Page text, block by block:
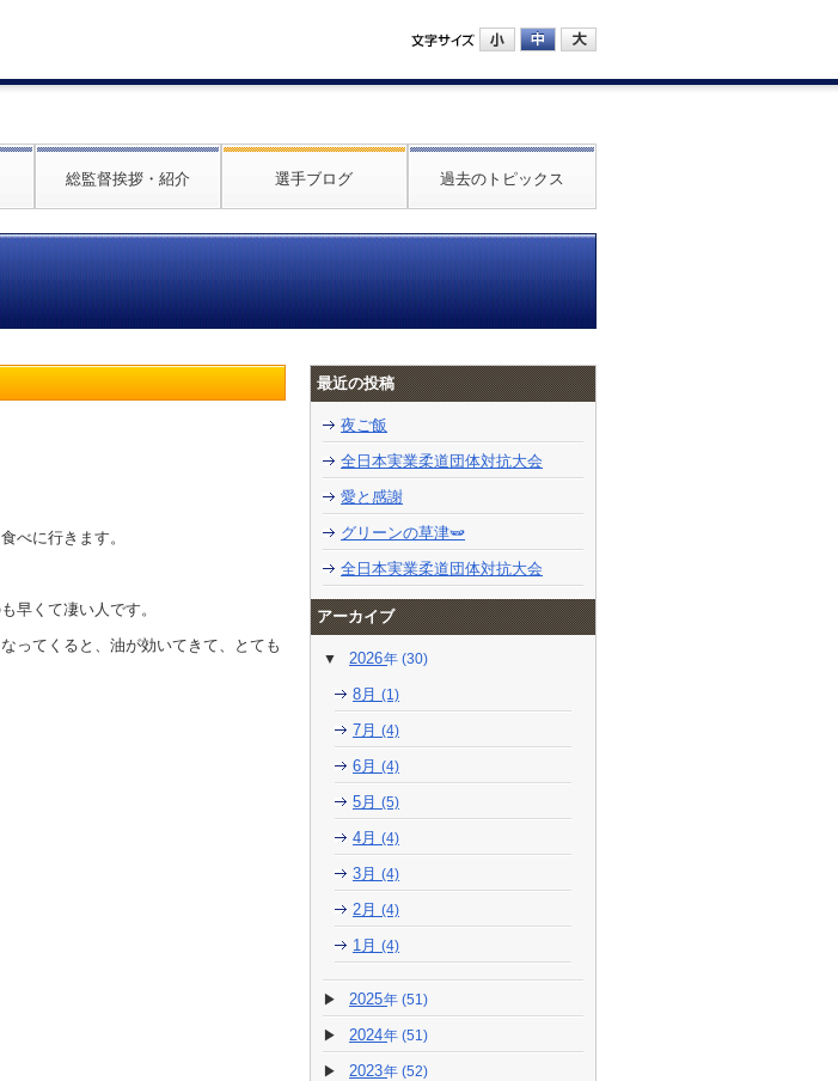
総監督挨拶・紹介 選手ブログ 過去のトピックス
べに行きます。
早くて凄い人です。
ってくると、油が効いてきて、とても
最近の投稿
夜ご飯
全日本実業柔道団体対抗大会
愛と感謝
グリーンの草津🫛
全日本実業柔道団体対抗大会
アーカイブ
2026 (30)
8月(1)
7月(4)
6月(4)
5月(5)
4月(4)
3月(4)
2月(4)
1月(4)
2025 (51)
2024 (51)
2023 (52)